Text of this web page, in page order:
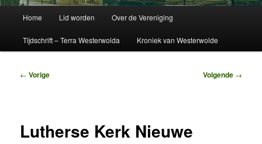
Home Lid worden Over de Vereniging
Tijdschrift – Terra Westerwolda Kroniek van Westerwolde
Bericht
← Vorige Volgende →
Lutherse Kerk Nieuwe